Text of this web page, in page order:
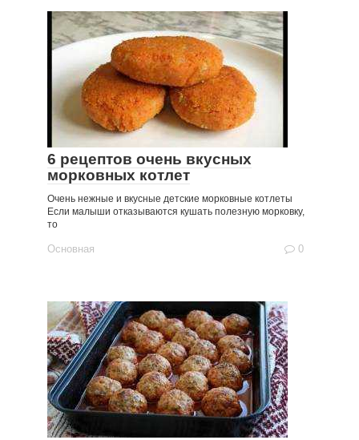
6 рецептов очень вкусных
морковных котлет
Очень нежные и вкусные детские морковные котлеты
Если малыши отказываются кушать полезную морковку,
то
Основная 0